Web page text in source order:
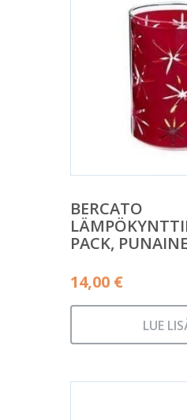
BERCATO
PACK,
14,00 €
LUE